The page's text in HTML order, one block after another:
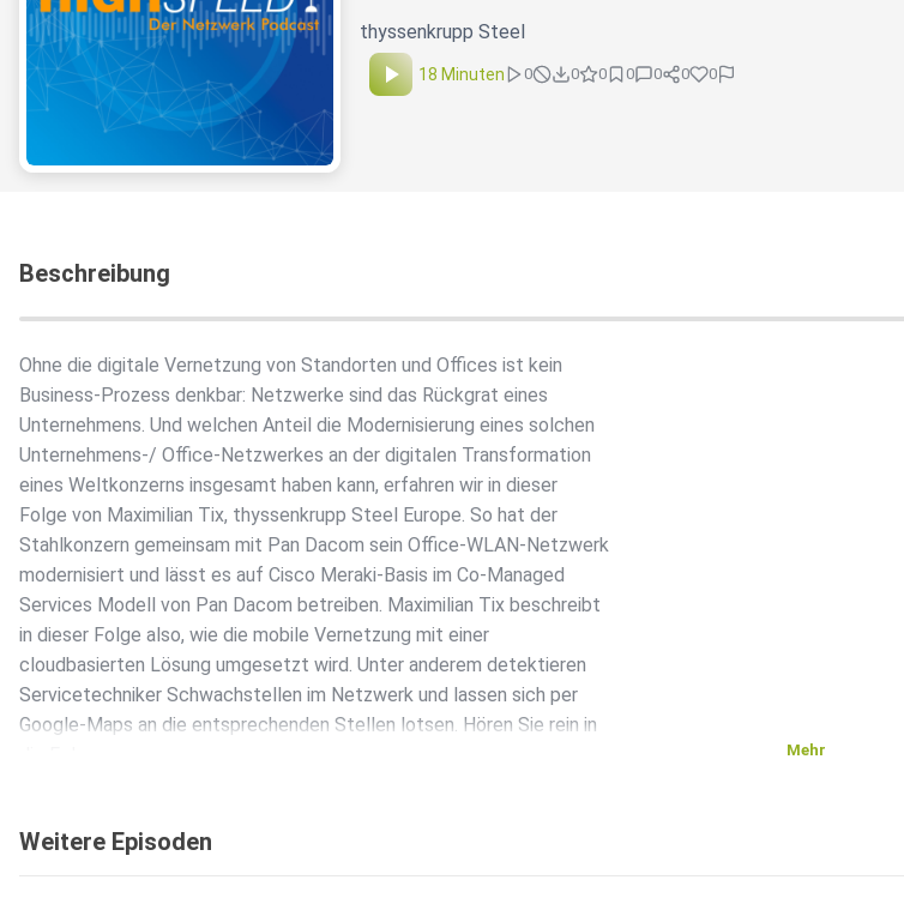
thyssenkrupp Steel
18 Minuten 0 0 0 0 0 0 0
Beschreibung
Ohne die digitale Vernetzung von Standorten und Offices ist kein
Business-Prozess denkbar: Netzwerke sind das Rückgrat eines
Unternehmens. Und welchen Anteil die Modernisierung eines solchen
Unternehmens-/ Office-Netzwerkes an der digitalen Transformation
eines Weltkonzerns insgesamt haben kann, erfahren wir in dieser
Folge von Maximilian Tix, thyssenkrupp Steel Europe. So hat der
Stahlkonzern gemeinsam mit Pan Dacom sein Office-WLAN-Netzwerk
modernisiert und lässt es auf Cisco Meraki-Basis im Co-Managed
Services Modell von Pan Dacom betreiben. Maximilian Tix beschreibt
in dieser Folge also, wie die mobile Vernetzung mit einer
cloudbasierten Lösung umgesetzt wird. Unter anderem detektieren
Servicetechniker Schwachstellen im Netzwerk und lassen sich per
Google-Maps an die entsprechenden Stellen lotsen. Hören Sie rein in
Mehr
Weitere Episoden